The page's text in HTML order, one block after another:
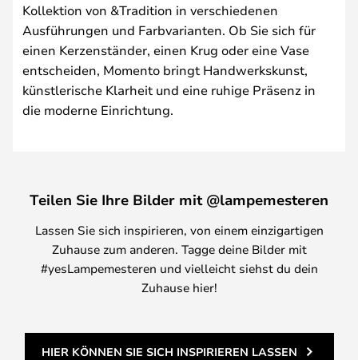
Kollektion von &Tradition in verschiedenen
Ausführungen und Farbvarianten. Ob Sie sich für
einen Kerzenständer, einen Krug oder eine Vase
entscheiden, Momento bringt Handwerkskunst,
künstlerische Klarheit und eine ruhige Präsenz in
die moderne Einrichtung.
Teilen Sie Ihre Bilder mit @lampemesteren
Lassen Sie sich inspirieren, von einem einzigartigen
Zuhause zum anderen. Tagge deine Bilder mit
#yesLampemesteren und vielleicht siehst du dein
Zuhause hier!
HIER KÖNNEN SIE SICH INSPIRIEREN LASSEN